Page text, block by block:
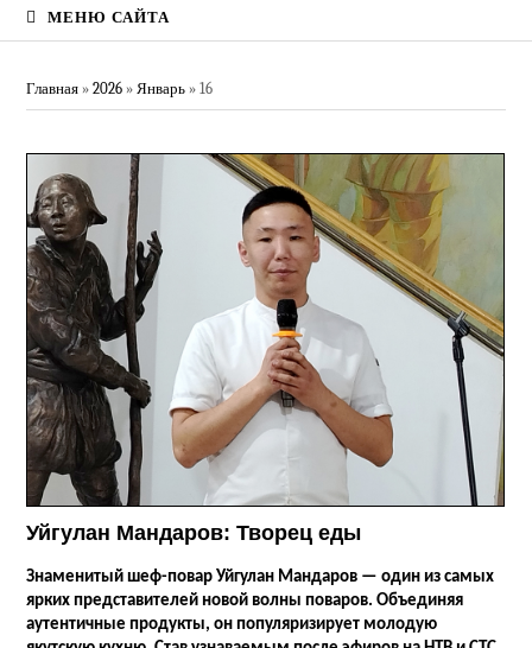
МЕНЮ САЙТА
Главная »2026 » Январь » 16
Уйгулан Мандаров: Творец еды
Знаменитый шеф-повар Уйгулан Мандаров — один из самых
ярких представителей новой волны поваров. Объединяя
аутентичные продукты, он популяризирует молодую